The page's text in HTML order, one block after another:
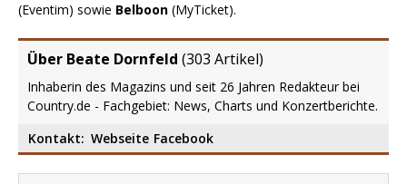
(Eventim) sowie Belboon (MyTicket).
Über Beate Dornfeld (303 Artikel)
Inhaberin des Magazins und seit 26 Jahren Redakteur bei
Country.de - Fachgebiet: News, Charts und Konzertberichte.
Kontakt: Webseite Facebook